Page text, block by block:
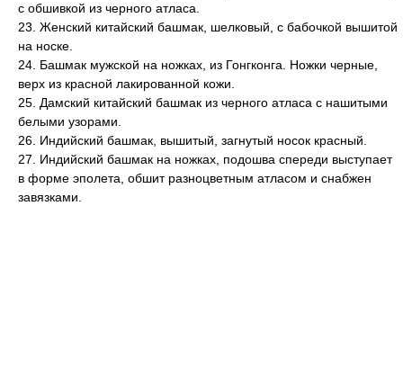
с обшивкой из черного атласа.
23. Женский китайский башмак, шелковый, с бабочкой вышитой
на носке.
24. Башмак мужской на ножках, из Гонгконга. Ножки черные,
верх из красной лакированной кожи.
25. Дамский китайский башмак из черного атласа с нашитыми
белыми узорами.
26. Индийский башмак, вышитый, загнутый носок красный.
27. Индийский башмак на ножках, подошва спереди выступает
в форме эполета, обшит разноцветным атласом и снабжен
завязками.